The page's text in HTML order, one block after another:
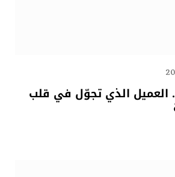
العميل الذي تجوّل في قلب